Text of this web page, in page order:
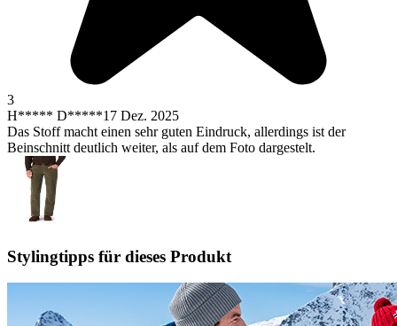
3
H***** D*****17 Dez. 2025
Das Stoff macht einen sehr guten Eindruck, allerdings ist der
Beinschnitt deutlich weiter, als auf dem Foto dargestelt.
Stylingtipps für dieses Produkt